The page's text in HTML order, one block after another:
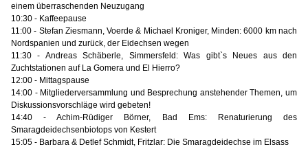
einem überraschenden Neuzugang
10:30 - Kaffeepause
11:00 - Stefan Ziesmann, Voerde & Michael Kroniger, Minden: 6000 km nach
Nordspanien und zurück, der Eidechsen wegen
11:30 - Andreas Schäberle, Simmersfeld: Was gibt`s Neues aus den
Zuchtstationen auf La Gomera und El Hierro?
12:00 - Mittagspause
14:00 - Mitgliederversammlung und Besprechung anstehender Themen, um
Diskussionsvorschläge wird gebeten!
14:40 - Achim-Rüdiger Börner, Bad Ems: Renaturierung des
Smaragdeidechsenbiotops von Kestert
15:05 - Barbara & Detlef Schmidt, Fritzlar: Die Smaragdeidechse im Elsass